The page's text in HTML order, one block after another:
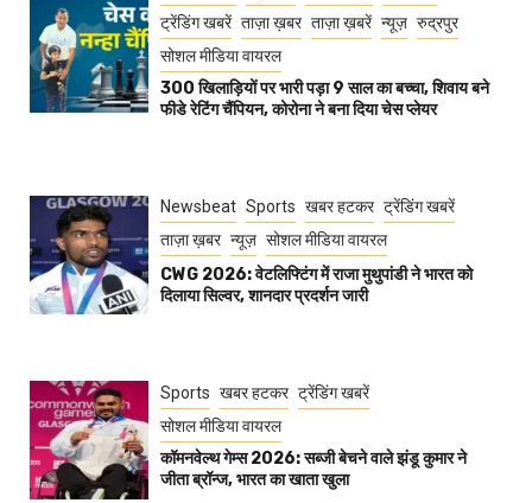
ट्रेंडिंग खबरें ताज़ा ख़बर ताज़ा ख़बरें न्यूज़ रुद्रपुर
सोशल मीडिया वायरल
300 खिलाड़ियों पर भारी पड़ा 9 साल का बच्चा, शिवाय बने
फीडे रेटिंग चैंपियन, कोरोना ने बना दिया चेस प्लेयर
Newsbeat Sports खबर हटकर ट्रेंडिंग खबरें
ताज़ा ख़बर न्यूज़ सोशल मीडिया वायरल
CWG 2026: वेटलिफ्टिंग में राजा मुथुपांडी ने भारत को
दिलाया सिल्वर, शानदार प्रदर्शन जारी
Sports खबर हटकर ट्रेंडिंग खबरें
सोशल मीडिया वायरल
कॉमनवेल्थ गेम्स 2026: सब्जी बेचने वाले झंडू कुमार ने
जीता ब्रॉन्ज, भारत का खाता खुला